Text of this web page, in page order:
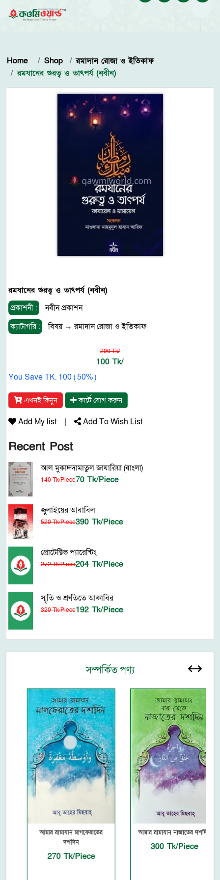
Home Shop
রমাদান রোজা ও ইতিকাফ
রমযানের গুরত্ব ও তাৎপর্য (নবীন)
রমযানের গুরত্ব ও তাৎপর্য (নবীন)
প্রকাশনী :
নবীন প্রকাশন
ক্যাটাগরি :
বিষয়→রমাদান রোজা ও ইতিকাফ
200 Tk/
100 Tk/
You Save TK. 100 ( 50% )
এখনই কিনুন কার্টে যোগ করুন
Add My list | Add To Wish List
Recent Post
আল মুকাদদামাতুল জাযারিয়া (বাংলা)
140 Tk/Piece70 Tk/Piece
জুলাইয়ের আবাবিল
520 Tk/Piece390 Tk/Piece
প্রোটেক্টিভ প্যারেন্টিং
272 Tk/Piece204 Tk/Piece
স্মৃতি ও শ্রুতিতে আকাবির
320 Tk/Piece192 Tk/Piece
সম্পর্কিত পণ্য
আমার রামাযান মাগফেরাতের
দশদিন
270 Tk/Piece
আমার রামাযান নাজাতের দশদিন
300 Tk/Piece